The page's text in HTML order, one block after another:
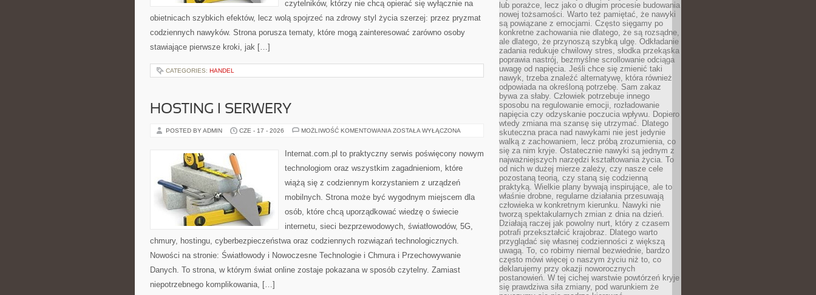
czytelników, którzy nie chcą opierać się wyłącznie na
obietnicach szybkich efektów, lecz wolą spojrzeć na zdrowy styl życia szerzej: przez pryzmat
codziennych nawyków. Strona porusza tematy, które mogą zainteresować zarówno osoby
stawiające pierwsze kroki, jak […]
CATEGORIES: HANDEL
HOSTING I SERWERY
POSTED BY ADMIN CZE - 17 - 2026 MOŻLIWOŚĆ KOMENTOWANIA HOSTING
ZOSTAŁA WYŁĄCZONA
Internat.com.pl to praktyczny serwis poświęcony nowym
technologiom oraz wszystkim zagadnieniom, które
wiążą się z codziennym korzystaniem z urządzeń
mobilnych. Strona może być wygodnym miejscem dla
osób, które chcą uporządkować wiedzę o świecie
internetu, sieci bezprzewodowych, światłowodów, 5G,
chmury, hostingu, cyberbezpieczeństwa oraz codziennych rozwiązań technologicznych.
Nowości na stronie: Światłowody i Nowoczesne Technologie i Chmura i Przechowywanie
Danych. To strona, w którym świat online zostaje pokazana w sposób czytelny. Zamiast
niepotrzebnego komplikowania, […]
lub porażce, lecz jako o długim procesie budowania
nowej tożsamości. Warto też pamiętać, że nawyki
są powiązane z emocjami. Często sięgamy po
konkretne zachowania nie dlatego, że są rozsądne,
ale dlatego, że przynoszą szybką ulgę. Odkładanie
zadania redukuje chwilowy stres, słodka przekąska
poprawia nastrój, bezmyślne scrollowanie odciąga
uwagę od napięcia. Jeśli chce się zmienić taki
nawyk, trzeba znaleźć alternatywę, która również
odpowiada na określoną potrzebę. Sam zakaz
bywa za słaby. Człowiek potrzebuje innego
sposobu na regulowanie emocji, rozładowanie
napięcia czy odzyskanie poczucia wpływu. Dopiero
wtedy zmiana ma szansę się utrzymać. Dlatego
skuteczna praca nad nawykami nie jest jedynie
walką z zachowaniem, lecz próbą zrozumienia, co
się za nim kryje. Ostatecznie nawyki są jednym z
najważniejszych narzędzi kształtowania życia. To
od nich w dużej mierze zależy, czy nasze cele
pozostaną teorią, czy staną się codzienną
praktyką. Wielkie plany bywają inspirujące, ale to
właśnie drobne, regularne działania przesuwają
człowieka w konkretnym kierunku. Nawyki nie
tworzą spektakularnych zmian z dnia na dzień.
Działają raczej jak powolny nurt, który z czasem
potrafi przekształcić krajobraz. Dlatego warto
przyglądać się własnej codzienności z większą
uwagą. To, co robimy niemal bezwiednie, bardzo
często mówi więcej o naszym życiu niż to, co
deklarujemy przy okazji noworocznych
postanowień. W tej cichej warstwie powtórzeń kryje
się prawdziwa siła zmiany, pod warunkiem że